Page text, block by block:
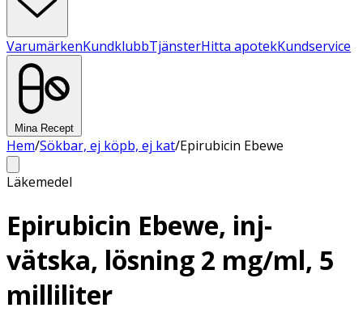
VarumärkenKundklubbTjänsterHitta apotekKundservice
Mina Recept
Hem/Sökbar, ej köpb, ej kat/Epirubicin Ebewe
Läkemedel
Epirubicin Ebewe, inj-
vätska, lösning 2 mg/ml, 5
milliliter